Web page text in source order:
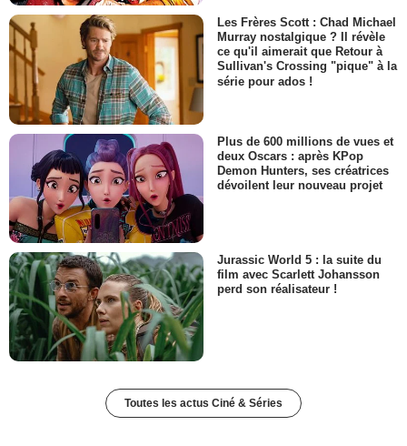
Les Frères Scott : Chad Michael
Murray nostalgique ? Il révèle
ce qu'il aimerait que Retour à
Sullivan's Crossing "pique" à la
série pour ados !
Plus de 600 millions de vues et
deux Oscars : après KPop
Demon Hunters, ses créatrices
dévoilent leur nouveau projet
Jurassic World 5 : la suite du
film avec Scarlett Johansson
perd son réalisateur !
Toutes les actus Ciné & Séries